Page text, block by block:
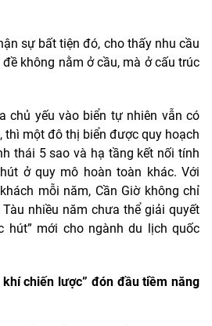
sự bất tiện đó, cho thấy nhu cầu
không nằm ở cầu, mà ở cấu trúc
chủ yếu vào biển tự nhiên vẫn có
thì một đô thị biển được quy hoạch
thái 5 sao và hạ tầng kết nối tính
ở quy mô hoàn toàn khác. Với
mỗi năm, Cần Giờ không chỉ
nhiều năm chưa thể giải quyết
hút” mới cho ngành du lịch quốc
chiến lược” đón đầu tiềm năng